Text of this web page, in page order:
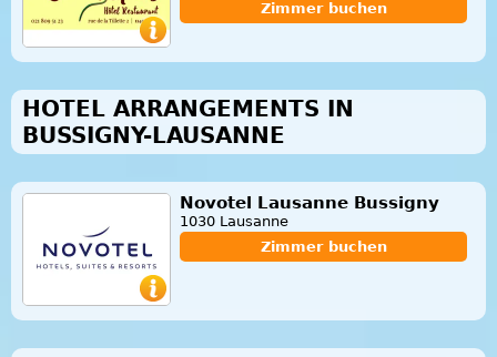
Zimmer buchen
HOTEL ARRANGEMENTS IN
BUSSIGNY-LAUSANNE
Novotel Lausanne Bussigny
1030 Lausanne
Zimmer buchen